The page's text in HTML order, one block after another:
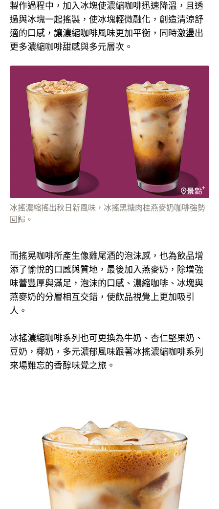
製作過程中，加入冰塊使濃縮咖啡迅速降溫，且透
過與冰塊一起搖製，使冰塊輕微融化，創造清涼舒
適的口感，讓濃縮咖啡風味更加平衡，同時激盪出
更多濃縮咖啡甜感與多元層次。
冰搖濃縮搖出秋日新風味，冰搖黑糖肉桂燕麥奶咖啡強勢
回歸。
而搖晃咖啡所產生像雞尾酒的泡沫感，也為飲品增
添了愉悅的口感與質地，最後加入燕麥奶，除增強
味蕾豐厚與滿足，泡沫的口感、濃縮咖啡、冰塊與
燕麥奶的分層相互交錯，使飲品視覺上更加吸引
人。
冰搖濃縮咖啡系列也可更換為牛奶、杏仁堅果奶、
豆奶，椰奶，多元濃郁風味跟著冰搖濃縮咖啡系列
來場難忘的香醇味覺之旅。